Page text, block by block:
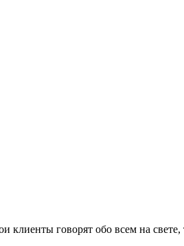
говорят обо всем на свете,